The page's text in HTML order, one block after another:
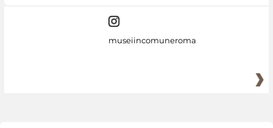
museiincomuneroma